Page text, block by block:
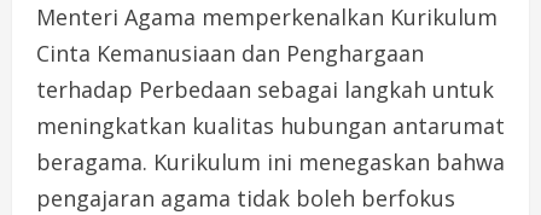
Menteri Agama memperkenalkan Kurikulum
Cinta Kemanusiaan dan Penghargaan
terhadap Perbedaan sebagai langkah untuk
meningkatkan kualitas hubungan antarumat
beragama. Kurikulum ini menegaskan bahwa
pengajaran agama tidak boleh berfokus